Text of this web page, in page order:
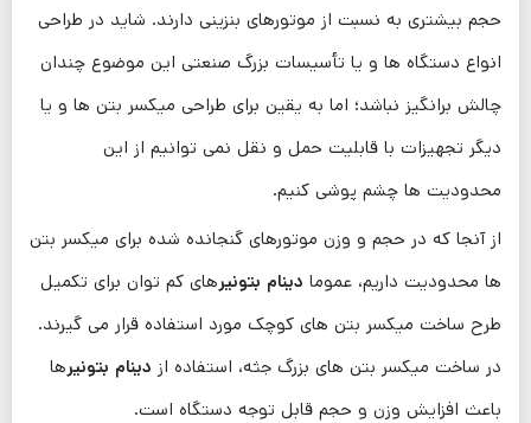
حجم بیشتری به نسبت از موتورهای بنزینی دارند. شاید در طراحی
انواع دستگاه ها و یا تأسیسات بزرگ صنعتی این موضوع چندان
چالش برانگیز نباشد؛ اما به یقین برای طراحی میکسر بتن ها و یا
دیگر تجهیزات با قابلیت حمل و نقل نمی ‌توانیم از این
محدودیت ‌ها چشم ‌پوشی کنیم.
از آنجا که در حجم و وزن موتورهای گنجانده شده برای میکسر بتن
ها محدودیت داریم، عموما دینام بتونیرهای کم توان برای تکمیل
طرح ساخت میکسر بتن های کوچک مورد استفاده قرار می ‌گیرند.
در ساخت میکسر بتن های بزرگ جثه، استفاده از دینام بتونیرها
باعث افزایش وزن و حجم قابل توجه دستگاه است.